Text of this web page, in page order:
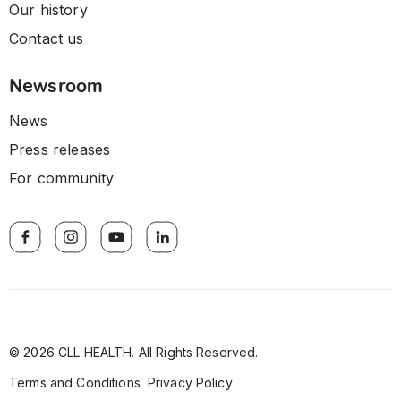
Our history
Contact us
Newsroom
News
Press releases
For community
© 2026 CLL HEALTH. All Rights Reserved.
Terms and Conditions Privacy Policy